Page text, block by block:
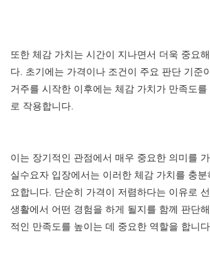
또한 체감 가치는 시간이 지나면서 더욱 중요
다. 초기에는 가격이나 조건이 주요 판단 기준
거주를 시작한 이후에는 체감 가치가 만족도
로 작용합니다.
이는 장기적인 관점에서 매우 중요한 의미를
실수요자 입장에서는 이러한 체감 가치를 충
요합니다. 단순히 가격이 저렴하다는 이유로
생활에서 어떤 경험을 하게 될지를 함께 판단
적인 만족도를 높이는 데 중요한 역할을 합니다.